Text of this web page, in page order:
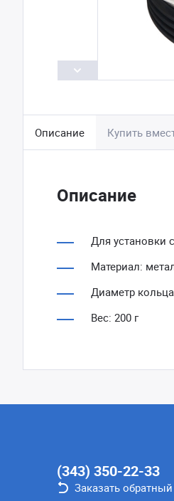
Описание Купить
Описание
Для установки
Материал:
Диаметр
Вес: 200 г
(343) 350-22-33
Заказать